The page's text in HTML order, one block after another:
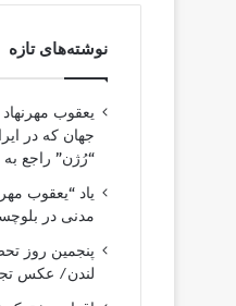
نوشته‌های تازه
یعقوب
جهان که در
“رُژن” راجع به
یاد “یعقوب
مدنی در
پنجمین روز
لندن/ عکس